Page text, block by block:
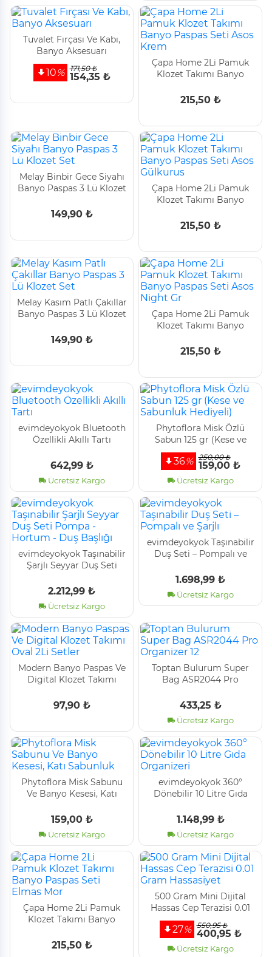
Tuvalet Fırçası Ve Kabı,
Banyo Aksesuarı
10% 171,50 ₺
154,35 ₺
Çapa Home 2Li Pamuk
Klozet Takımı Banyo
215,50 ₺
Melay Binbir Gece Siyahı
Banyo Paspas 3 Lü Klozet
149,90 ₺
Çapa Home 2Li Pamuk
Klozet Takımı Banyo
Gülkurus
215,50 ₺
Melay Kasım Patlı Çakıllar
Banyo Paspas 3 Lü Klozet
149,90 ₺
Çapa Home 2Li Pamuk
Klozet Takımı Banyo
215,50 ₺
evimdeyokyok Bluetooth
Özellikli Akıllı Tartı
642,99 ₺
Ücretsiz Kargo
Phytoflora Misk Özlü
Sabun 125 gr (Kese ve
Sabunluk Hediyeli)
36% 250,00 ₺
159,00 ₺
Ücretsiz Kargo
evimdeyokyok Taşınabilir
Şarjlı Seyyar Duş Seti
Başlığı
2.212,99 ₺
Ücretsiz Kargo
evimdeyokyok Taşınabilir
Duş Seti – Pompalı ve
1.698,99 ₺
Ücretsiz Kargo
Modern Banyo Paspas Ve
Digital Klozet Takımı
97,90 ₺
Toptan Bulurum Super
Bag ASR2044 Pro
433,25 ₺
Ücretsiz Kargo
Phytoflora Misk Sabunu
Ve Banyo Kesesi, Katı
159,00 ₺
Ücretsiz Kargo
evimdeyokyok 360°
Dönebilir 10 Litre Gıda
1.148,99 ₺
Ücretsiz Kargo
Çapa Home 2Li Pamuk
Klozet Takımı Banyo
215,50 ₺
500 Gram Mini Dijital
Hassas Cep Terazisi 0.01
Gram Hassasiyet
27% 550,95 ₺
400,95 ₺
Ücretsiz Kargo